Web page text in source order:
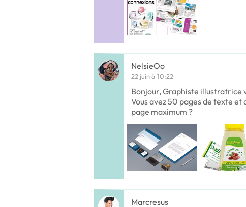
NelsieOo
22 juin à 10:22
Bonjour, Graphiste illustratrice
Vous avez 50 pages de texte
page maximum ?
Marcresus